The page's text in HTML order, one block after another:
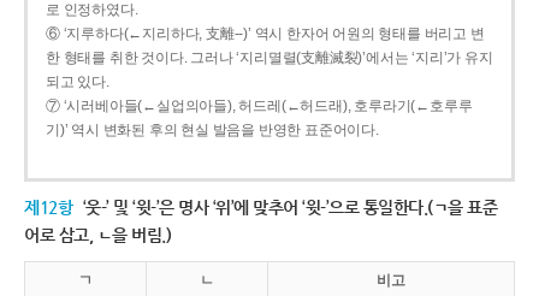
로 인정하였다.
⑥ ‘지루하다(←지리하다, 支離--)’ 역시 한자어 어원의 형태를 버리고 변
한 형태를 취한 것이다. 그러나 ‘지리멸렬(支離滅裂)’에서는 ‘지리’가 유지
되고 있다.
⑦ ‘시러베아들(←실업의아들), 허드레(←허드래), 호루라기(←호루루
기)’ 역시 변화된 후의 현실 발음을 반영한 표준어이다.
제12항 ‘웃-’ 및 ‘윗-’은 명사 ‘위’에 맞추어 ‘윗-’으로 통일한다.(ㄱ을 표준
어로 삼고, ㄴ을 버림.)
ㄱ ㄴ 비고